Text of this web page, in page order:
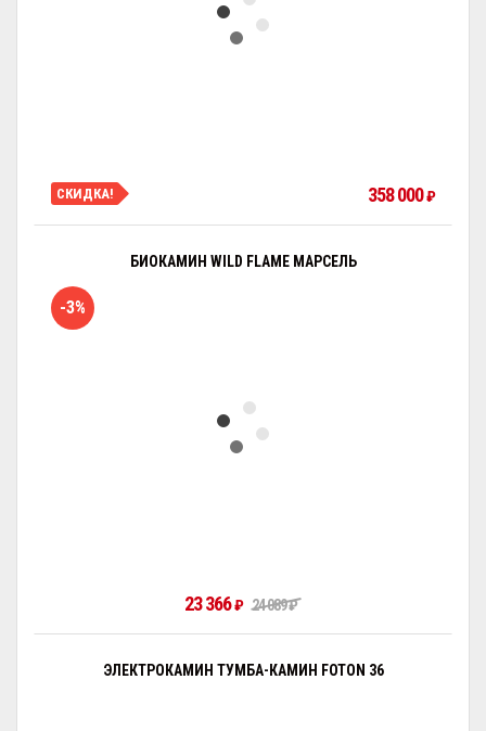
СКИДКА! 358 000₽
БИОКАМИН WILD FLAME МАРСЕЛЬ
-3%
23 366₽ 24 089₽
ЭЛЕКТРОКАМИН ТУМБА-КАМИН FOTON 36